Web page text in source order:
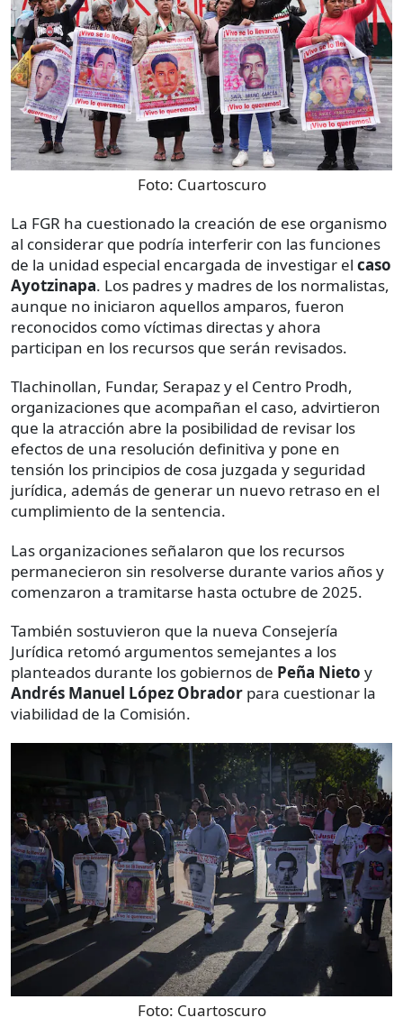
Foto: Cuartoscuro
La FGR ha cuestionado la creación de ese organismo
al considerar que podría interferir con las funciones
de la unidad especial encargada de investigar el caso
Ayotzinapa. Los padres y madres de los normalistas,
aunque no iniciaron aquellos amparos, fueron
reconocidos como víctimas directas y ahora
participan en los recursos que serán revisados.
Tlachinollan, Fundar, Serapaz y el Centro Prodh,
organizaciones que acompañan el caso, advirtieron
que la atracción abre la posibilidad de revisar los
efectos de una resolución definitiva y pone en
tensión los principios de cosa juzgada y seguridad
jurídica, además de generar un nuevo retraso en el
cumplimiento de la sentencia.
Las organizaciones señalaron que los recursos
permanecieron sin resolverse durante varios años y
comenzaron a tramitarse hasta octubre de 2025.
También sostuvieron que la nueva Consejería
Jurídica retomó argumentos semejantes a los
planteados durante los gobiernos de Peña Nieto y
Andrés Manuel López Obrador para cuestionar la
viabilidad de la Comisión.
Foto: Cuartoscuro